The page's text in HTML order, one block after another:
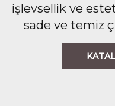
işlevsellik ve
sade ve temiz